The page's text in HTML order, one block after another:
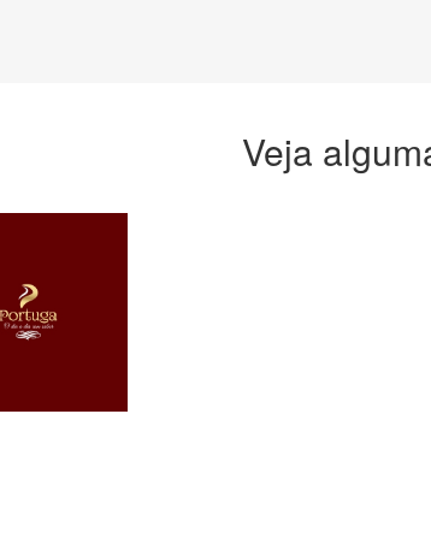
Veja